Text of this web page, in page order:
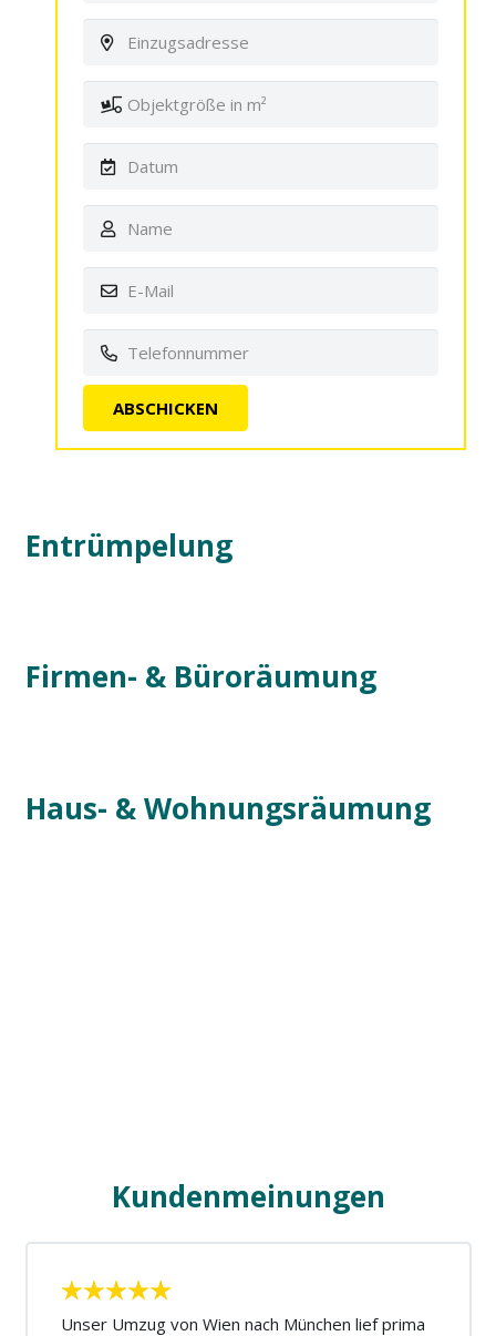
Entrümpelung
Firmen- & Büroräumung
Haus- & Wohnungsräumung
Kundenmeinungen
Unser Umzug von Wien nach München lief prima